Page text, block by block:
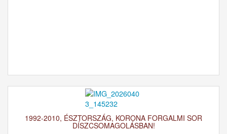
1992-2010, ÉSZTORSZÁG, KORONA FORGALMI SOR
DÍSZCSOMAGOLÁSBAN!